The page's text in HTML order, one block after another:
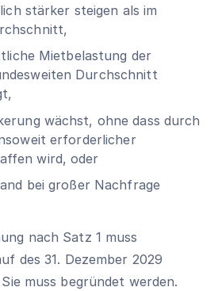
stärker steigen als im
Mietbelastung der
Durchschnitt
wächst, ohne dass durch
erforderlicher
wird, oder
bei großer Nachfrage
nach Satz 1 muss
des 31. Dezember 2029
muss begründet werden.